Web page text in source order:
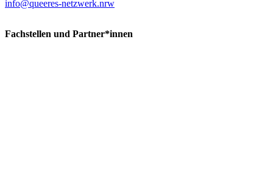
info@queeres-netzwerk.nrw
Fachstellen und Partner*innen